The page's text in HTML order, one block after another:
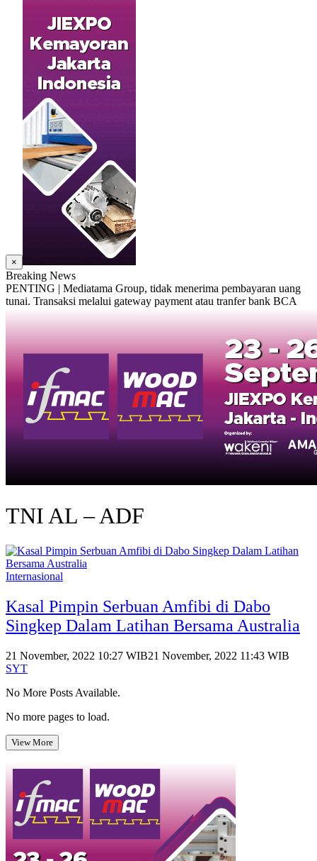
×
Breaking News
PENTING | Mediatama Group, tidak menerima pembayaran uang
tunai. Transaksi melalui gateway payment atau tranfer bank BCA
TNI AL – ADF
Internasional
Kasal Pimpin Serbuan Amfibi di Dabo
Singkep Dalam Latihan Bersama Australia
21 November, 2022 10:27 WIB21 November, 2022 11:43 WIB
SYT
No More Posts Available.
No more pages to load.
View More